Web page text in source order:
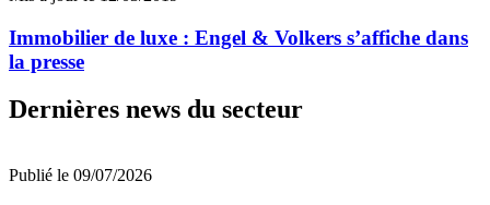
Immobilier de luxe : Engel & Volkers s’affiche dans
la presse
Dernières news du secteur
Publié le 09/07/2026